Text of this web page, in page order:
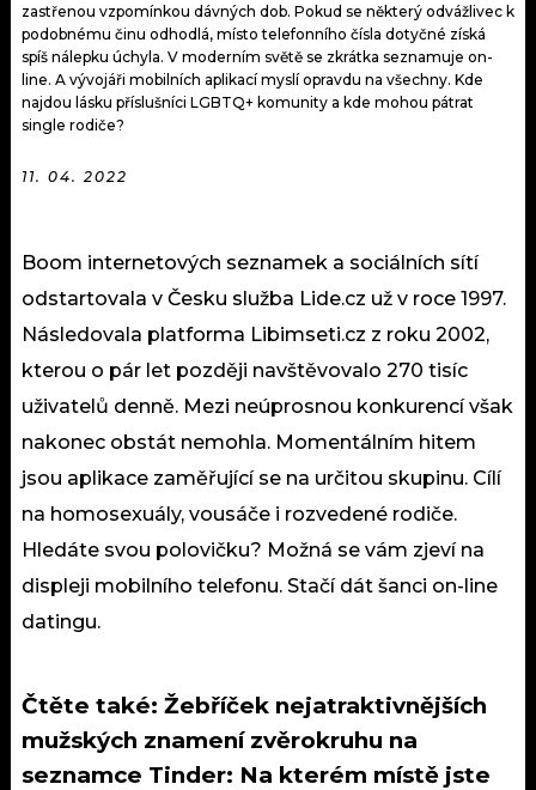
zastřenou vzpomínkou dávných dob. Pokud se některý odvážlivec k
podobnému činu odhodlá, místo telefonního čísla dotyčné získá
spíš nálepku úchyla. V moderním světě se zkrátka seznamuje on-
line. A vývojáři mobilních aplikací myslí opravdu na všechny. Kde
najdou lásku příslušníci LGBTQ+ komunity a kde mohou pátrat
single rodiče?
11. 04. 2022
Boom internetových seznamek a sociálních sítí
odstartovala v Česku služba Lide.cz už v roce 1997.
Následovala platforma Libimseti.cz z roku 2002,
kterou o pár let později navštěvovalo 270 tisíc
uživatelů denně. Mezi neúprosnou konkurencí však
nakonec obstát nemohla. Momentálním hitem
jsou aplikace zaměřující se na určitou skupinu. Cílí
na homosexuály, vousáče i rozvedené rodiče.
Hledáte svou polovičku? Možná se vám zjeví na
displeji mobilního telefonu. Stačí dát šanci on-line
datingu.
Čtěte také: Žebříček nejatraktivnějších
mužských znamení zvěrokruhu na
seznamce Tinder: Na kterém místě jste